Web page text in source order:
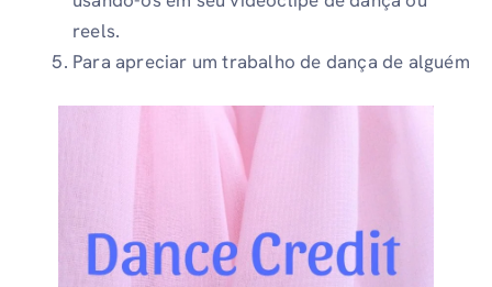
reels.
Para apreciar um trabalho de dança de alguém